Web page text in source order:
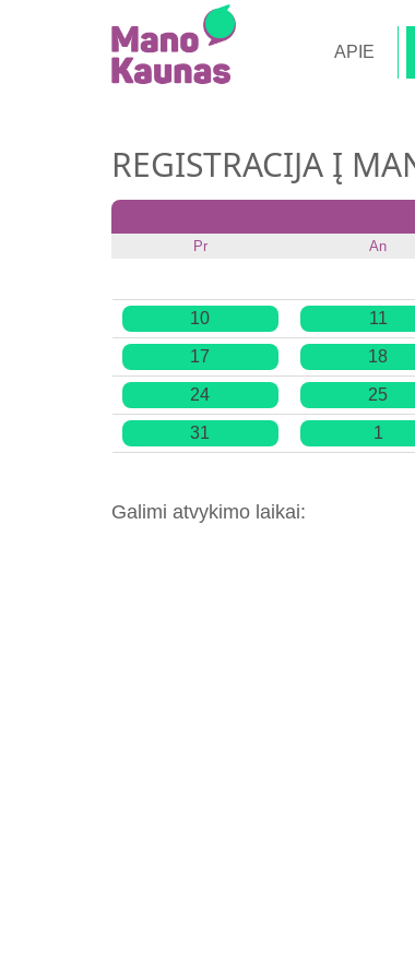
APIE
REGISTRACIJA Į
Pr An
10 11
17 18
24 25
31 1
Galimi atvykimo laikai: